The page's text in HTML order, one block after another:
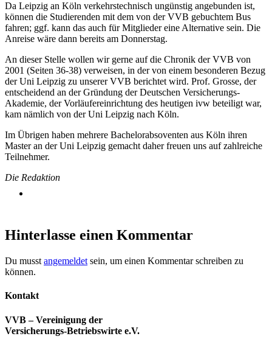
Da Leipzig an Köln verkehrstechnisch ungünstig angebunden ist,
können die Studierenden mit dem von der VVB gebuchtem Bus
fahren; ggf. kann das auch für Mitglieder eine Alternative sein. Die
Anreise wäre dann bereits am Donnerstag.
An dieser Stelle wollen wir gerne auf die Chronik der VVB von
2001 (Seiten 36-38) verweisen, in der von einem besonderen Bezug
der Uni Leipzig zu unserer VVB berichtet wird. Prof. Grosse, der
entscheidend an der Gründung der Deutschen Versicherungs-
Akademie, der Vorläufereinrichtung des heutigen ivw beteiligt war,
kam nämlich von der Uni Leipzig nach Köln.
Im Übrigen haben mehrere Bachelorabsoventen aus Köln ihren
Master an der Uni Leipzig gemacht daher freuen uns auf zahlreiche
Teilnehmer.
Die Redaktion
Hinterlasse einen Kommentar
Du musst angemeldet sein, um einen Kommentar schreiben zu
können.
Kontakt
VVB – Vereinigung der
Versicherungs-Betriebswirte e.V.